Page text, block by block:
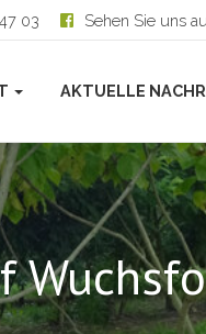
03 Sehen Sie uns
AKTUELLE